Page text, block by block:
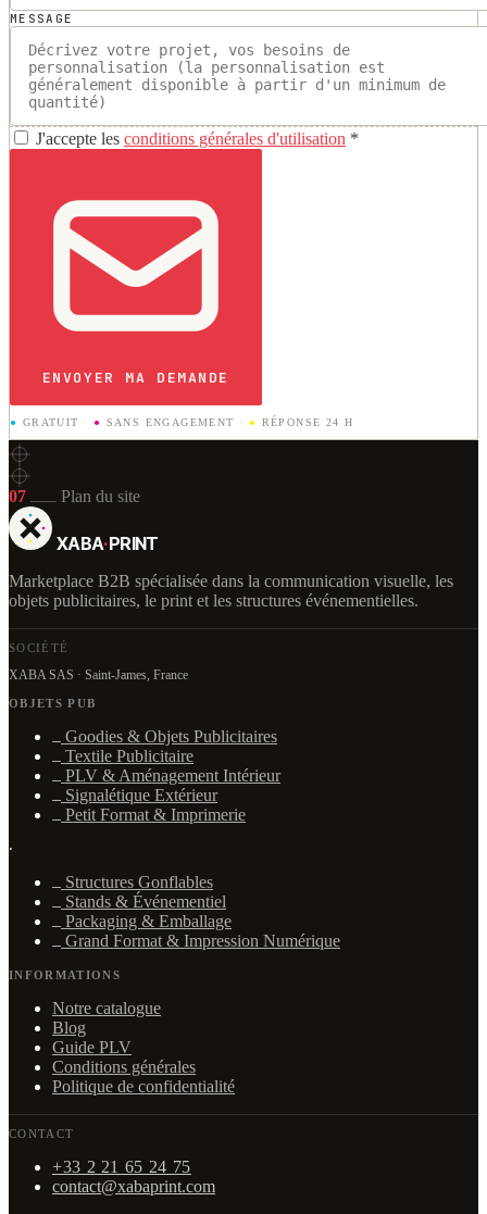
MESSAGE
J'accepte les conditions générales d'utilisation *
ENVOYER MA DEMANDE
● GRATUIT · ● SANS ENGAGEMENT · ● RÉPONSE 24 H
07 Plan du site
XABA·PRINT
Marketplace B2B spécialisée dans la communication visuelle, les
objets publicitaires, le print et les structures événementielles.
SOCIÉTÉ
XABA SAS · Saint-James, France
OBJETS PUB
Goodies & Objets Publicitaires
Textile Publicitaire
PLV & Aménagement Intérieur
Signalétique Extérieur
Petit Format & Imprimerie
·
Structures Gonflables
Stands & Événementiel
Packaging & Emballage
Grand Format & Impression Numérique
INFORMATIONS
Notre catalogue
Blog
Guide PLV
Conditions générales
Politique de confidentialité
CONTACT
+33 2 21 65 24 75
contact@xabaprint.com